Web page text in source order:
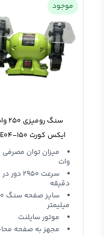
موجود
سنگ
ایکس کورت XSE04-150
وات
سرعت 2950 دور در
دقیقه
میلیمتر
موتور سایلنت
مجهز به صفحه